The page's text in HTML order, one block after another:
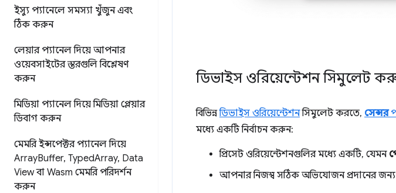
ইস্যু প্যানেলে সমস্যা খুঁজুন এবং
ঠিক করুন
লেয়ার প্যানেল দিয়ে আপনার
ওয়েবসাইটের স্তরগুলি বিশ্লেষণ
করুন
মিডিয়া প্যানেল দিয়ে মিডিয়া প্লেয়ার
ডিবাগ করুন
মেমরি ইন্সপেক্টর প্যানেল দিয়ে
ArrayBuffer, TypedArray, Data
View বা Wasm মেমরি পরিদর্শন
করুন
ডিভাইস ওরিয়েন্টেশন সিমুলেট
বিভিন্নডিভাইস ওরিয়েন্টেশনসিমুলেট করতে, সেন্সর
মধ্যে একটি নির্বাচন করুন:
প্রিসেট ওরিয়েন্টেশনগুলির মধ্যে একটি, যেমন
আপনার নিজস্ব সঠিক অভিযোজন প্রদানের